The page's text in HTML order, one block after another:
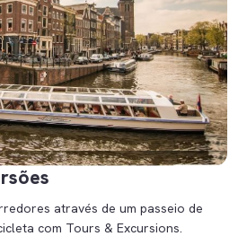
através de um passeio de
com Tours & Excursions.